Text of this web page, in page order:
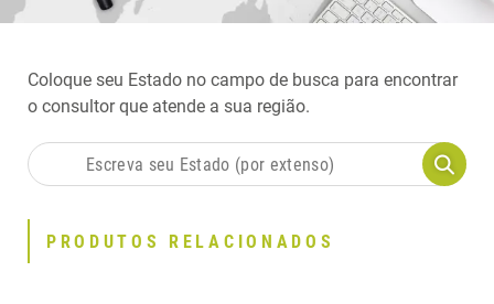
Coloque seu Estado no campo de busca para encontrar
o consultor que atende a sua região.
PRODUTOS RELACIONADOS